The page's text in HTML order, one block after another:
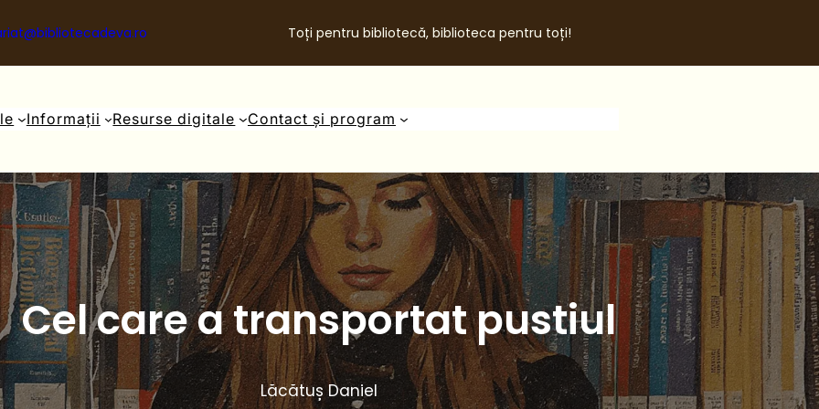
Toți pentru bibliotecă, biblioteca pentru toți!
Informații Resurse digitale Contact și program
Cel care a transportat pustiul
Lăcătuș Daniel